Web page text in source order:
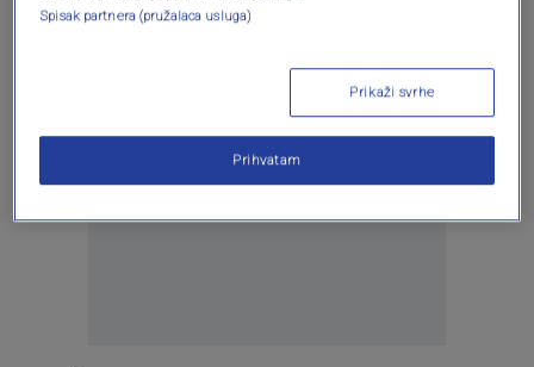
Spisak partnera (pružalaca usluga)
Prikaži svrhe
Prihvatam